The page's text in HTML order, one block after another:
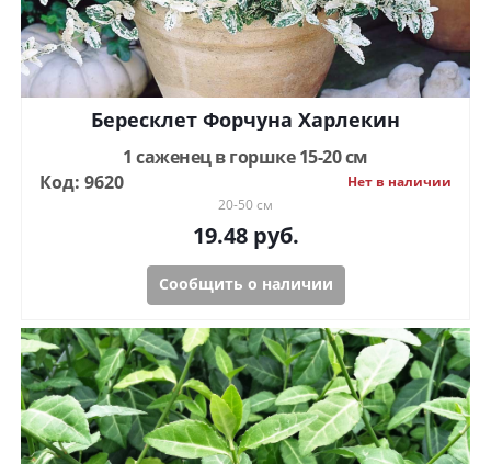
Бересклет Форчуна Харлекин
1 саженец в горшке 15-20 см
Код: 9620
Нет в наличии
20-50 см
19.48руб.
Сообщить о наличии